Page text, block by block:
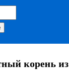
корень